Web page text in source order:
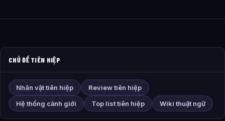
CHỦ ĐỀ TIÊN HIỆP
Nhân vật tiên hiệp
Review tiên hiệp
Hệ thống cảnh giới
Top list tiên hiệp Wiki thuật ngữ